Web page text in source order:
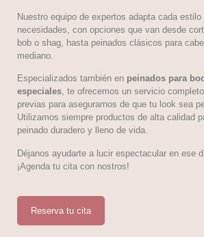
Nuestro equipo de expertos adapta cada
necesidades, con opciones que van desde
bob o shag, hasta peinados clásicos para
mediano.
Especializados también en peinados para
especiales, te ofrecemos un servicio
previas para asegurarnos de que tu look sea
Utilizamos siempre productos de alta calidad
peinado duradero y lleno de vida.
Déjanos ayudarte a lucir espectacular en ese
¡Agenda tu cita con nostros!
Reserva tu cita